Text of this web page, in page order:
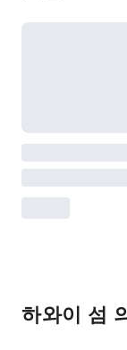
하와이 섬